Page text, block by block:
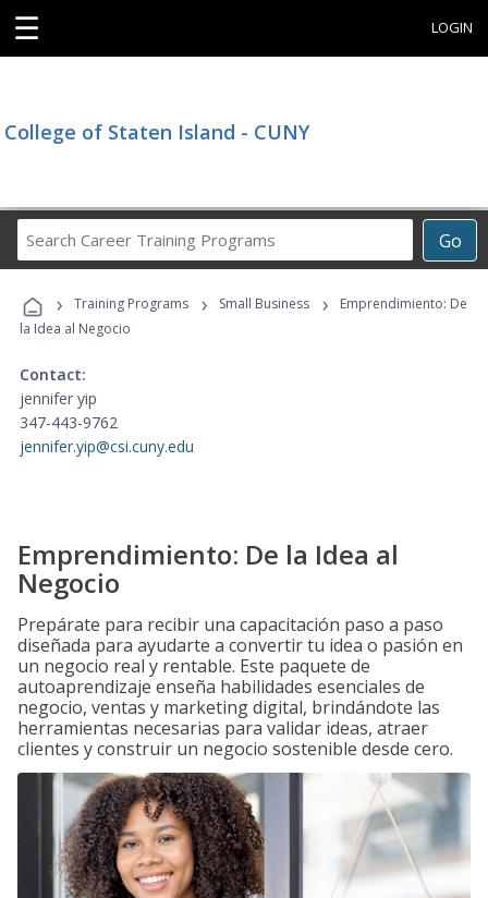
☰ LOGIN
College of Staten Island - CUNY
Go
Career
Programs
› Training Programs › Small Business ›
Emprendimiento: De
la Idea al Negocio
Contact:
jennifer yip
347-443-9762
jennifer.yip@csi.cuny.edu
Emprendimiento: De la Idea al
Negocio
Prepárate para recibir una capacitación paso a paso
diseñada para ayudarte a convertir tu idea o pasión en
un negocio real y rentable. Este paquete de
autoaprendizaje enseña habilidades esenciales de
negocio, ventas y marketing digital, brindándote las
herramientas necesarias para validar ideas, atraer
clientes y construir un negocio sostenible desde cero.